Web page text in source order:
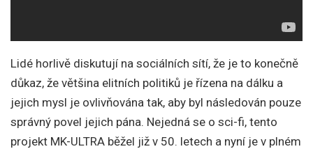
Lidé horlivě diskutují na sociálních sítí, že je to konečně
důkaz, že většina elitních politiků je řízena na dálku a
jejich mysl je ovlivňována tak, aby byl následován pouze
správný povel jejich pána. Nejedná se o sci-fi, tento
projekt MK-ULTRA běžel již v 50. letech a nyní je v plném